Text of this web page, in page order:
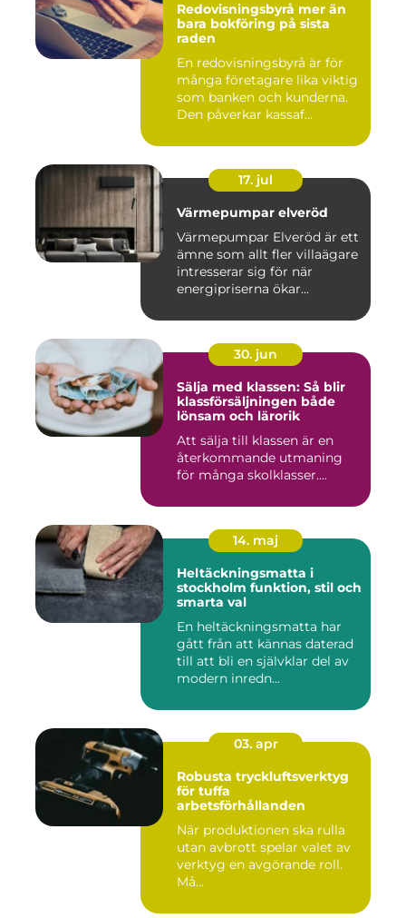
Redovisningsbyrå mer än
bara bokföring på sista
raden
En redovisningsbyrå är för
många företagare lika viktig
som banken och kunderna.
Den påverkar kassaf...
17. jul
Värmepumpar elveröd
Värmepumpar Elveröd är ett
ämne som allt fler villaägare
intresserar sig för när
energipriserna ökar...
30. jun
Sälja med klassen: Så blir
klassförsäljningen både
lönsam och lärorik
Att sälja till klassen är en
återkommande utmaning
för många skolklasser....
14. maj
Heltäckningsmatta i
stockholm funktion, stil och
smarta val
En heltäckningsmatta har
gått från att kännas daterad
till att bli en självklar del av
modern inredn...
03. apr
Robusta tryckluftsverktyg
för tuffa
arbetsförhållanden
När produktionen ska rulla
utan avbrott spelar valet av
verktyg en avgörande roll.
Må...